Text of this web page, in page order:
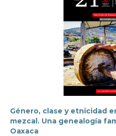
Género, clase y etnicidad
mezcal. Una genealogía
Oaxaca